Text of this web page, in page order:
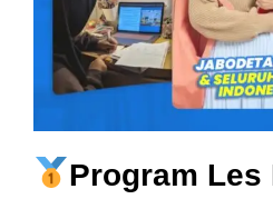
Program Les